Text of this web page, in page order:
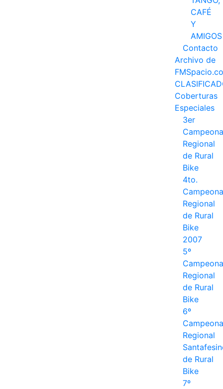
CAFÉ
Y
AMIGOS
Contacto
Archivo de
Coberturas
Especiales
3er
Regional
de Rural
Bike
4to.
Regional
de Rural
Bike
2007
5º
Regional
de Rural
Bike
6º
Regional
de Rural
Bike
7º